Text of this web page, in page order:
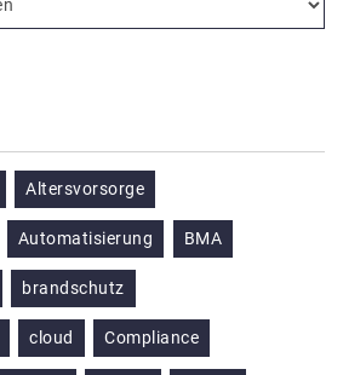
Altersvorsorge
Automatisierung BMA
brandschutz
cloud Compliance